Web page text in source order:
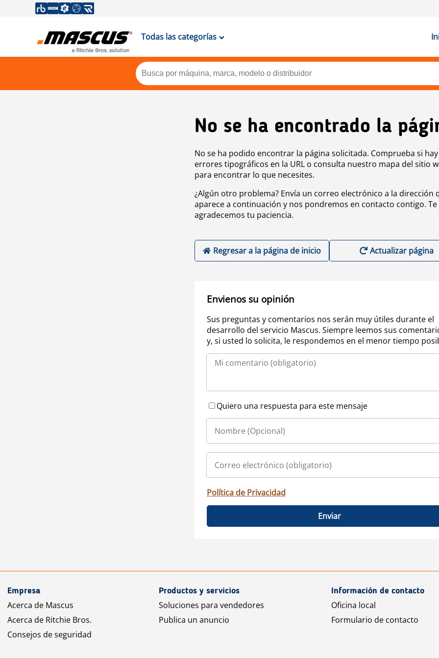
Todas las categorías
No se ha encontrado la
No se ha podido encontrar la página solicitada. Comprueba si hay
errores tipográficos en la URL o consulta nuestro mapa del sitio
para encontrar lo que necesites.
¿Algún otro problema? Envía un correo electrónico a la dirección
aparece a continuación y nos pondremos en contacto contigo. Te
agradecemos tu paciencia.
Regresar a la página de inicio Actualizar página
Envienos su opinión
Sus preguntas y comentarios nos serán muy útiles durante el
desarrollo del servicio Mascus. Siempre leemos sus
y, si usted lo solicita, le respondemos en el menor tiempo
Quiero una respuesta para este mensaje
Política de Privacidad
Enviar
Empresa
Acerca de Mascus
Acerca de Ritchie Bros.
Consejos de seguridad
Productos y servicios
Soluciones para vendedores
Publica un anuncio
Información de contacto
Oficina local
Formulario de contacto